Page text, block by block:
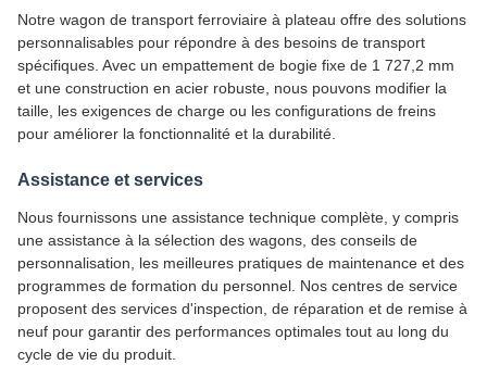
Notre wagon de transport ferroviaire à plateau offre des solutions
personnalisables pour répondre à des besoins de transport
spécifiques. Avec un empattement de bogie fixe de 1 727,2 mm
et une construction en acier robuste, nous pouvons modifier la
taille, les exigences de charge ou les configurations de freins
pour améliorer la fonctionnalité et la durabilité.
Assistance et services
Nous fournissons une assistance technique complète, y compris
une assistance à la sélection des wagons, des conseils de
personnalisation, les meilleures pratiques de maintenance et des
programmes de formation du personnel. Nos centres de service
proposent des services d'inspection, de réparation et de remise à
neuf pour garantir des performances optimales tout au long du
cycle de vie du produit.